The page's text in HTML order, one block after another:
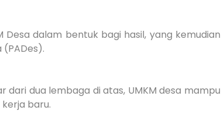
Desa dalam bentuk bagi hasil, yang kemudian
dari dua lembaga di atas, UMKM desa mampu
baru.